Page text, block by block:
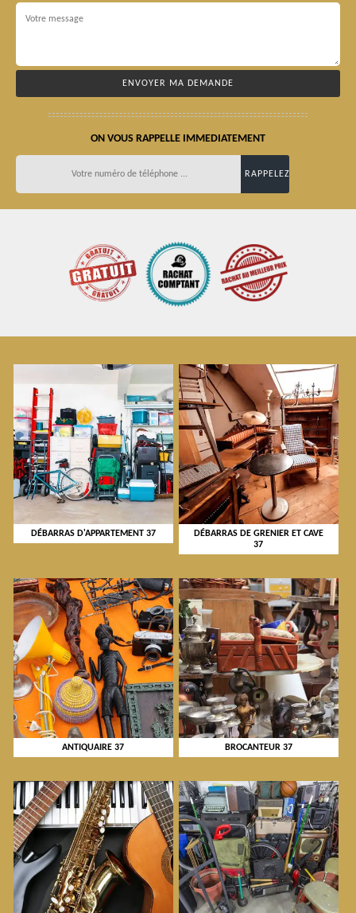
ON VOUS RAPPELLE IMMEDIATEMENT
DÉBARRAS D'APPARTEMENT 37
DÉBARRAS DE GRENIER ET CAVE
37
ANTIQUAIRE 37 BROCANTEUR 37